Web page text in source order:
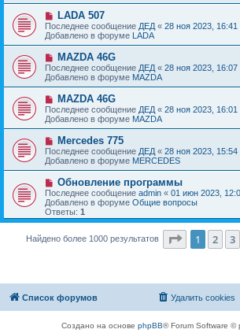
е
б
е
н
и
е
е
с
о
о
б
щ
е
н
и
е
Н
о
в
о
е
с
о
о
б
щ
е
н
и
е
LADA 507
Последнее сообщение ДЕД « 28 ноя 2023, 16:41
Добавлено в форуме LADA
Н
о
в
о
е
с
о
о
б
щ
е
н
и
е
MAZDA 46G
Последнее сообщение ДЕД « 28 ноя 2023, 16:07
Добавлено в форуме MAZDA
Н
о
в
о
е
с
о
о
б
щ
е
н
и
е
MAZDA 46G
Последнее сообщение ДЕД « 28 ноя 2023, 16:01
Добавлено в форуме MAZDA
Н
о
в
о
с
о
о
б
щ
н
Mercedes 775
Последнее сообщение ДЕД « 28 ноя 2023, 15:54
Добавлено в форуме MERCEDES
Н
о
в
о
е
о
н
е
Обновление программы
Последнее сообщение admin « 01 июн 2023,
Добавлено в форуме Общие вопросы
Ответы: 1
Найдено более 1000 результатов Страница
1 2 3
Список форумов Удалить cookies
Создано на основе phpBB® Forum Software ©